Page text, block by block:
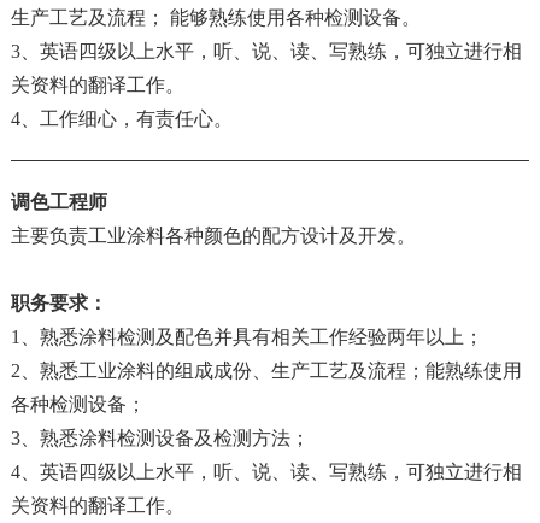
生产工艺及流程； 能够熟练使用各种检测设备。
3、英语四级以上水平，听、说、读、写熟练，可独立进行相
关资料的翻译工作。
4、工作细心，有责任心。
调色工程师
主要负责工业涂料各种颜色的配方设计及开发。
职务要求：
1、熟悉涂料检测及配色并具有相关工作经验两年以上；
2、熟悉工业涂料的组成成份、生产工艺及流程；能熟练使用
各种检测设备；
3、熟悉涂料检测设备及检测方法；
4、英语四级以上水平，听、说、读、写熟练，可独立进行相
关资料的翻译工作。